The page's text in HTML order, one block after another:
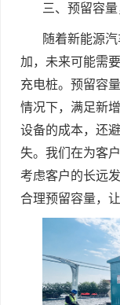
三、预留容
随着新能源
加，未来可能需
充电桩。预留容
情况下，满足新
设备的成本，还
失。我们在为客
考虑客户的长远
合理预留容量，